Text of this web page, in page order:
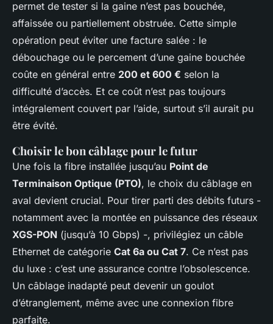
permet de tester si la gaine n’est pas bouchée,
affaissée ou partiellement obstruée. Cette simple
opération peut éviter une facture salée : le
débouchage ou le percement d’une gaine bouchée
coûte en général entre 200 et 600 € selon la
difficulté d’accès. Et ce coût n’est pas toujours
intégralement couvert par l’aide, surtout s’il aurait pu
être évité.
Choisir le bon câblage pour le futur
Une fois la fibre installée jusqu’au Point de
Terminaison Optique (PTO), le choix du câblage en
aval devient crucial. Pour tirer parti des débits futurs -
notamment avec la montée en puissance des réseaux
XGS-PON (jusqu’à 10 Gbps) -, privilégiez un câble
Ethernet de catégorie Cat 6a ou Cat 7. Ce n’est pas
du luxe : c’est une assurance contre l’obsolescence.
Un câblage inadapté peut devenir un goulot
d’étranglement, même avec une connexion fibre
parfaite.